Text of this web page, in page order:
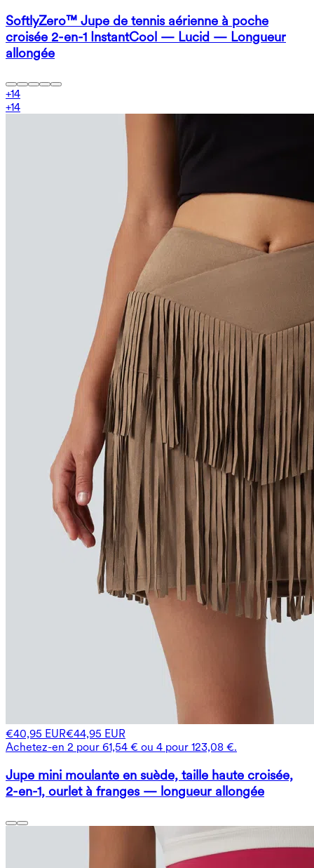
SoftlyZero™ Jupe de tennis aérienne à poche
croisée 2-en-1 InstantCool — Lucid — Longueur
allongée
+14
+14
€40,95 EUR€44,95 EUR
Achetez-en 2 pour 61,54 € ou 4 pour 123,08 €.
Jupe mini moulante en suède, taille haute croisée,
2-en-1, ourlet à franges — longueur allongée